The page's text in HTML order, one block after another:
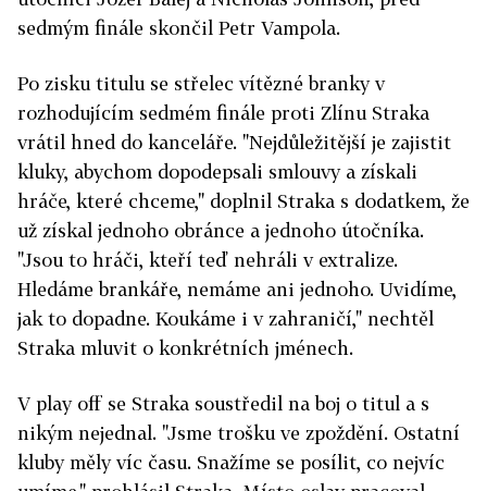
sedmým finále skončil Petr Vampola.
Po zisku titulu se střelec vítězné branky v
rozhodujícím sedmém finále proti Zlínu Straka
vrátil hned do kanceláře. "Nejdůležitější je zajistit
kluky, abychom dopodepsali smlouvy a získali
hráče, které chceme," doplnil Straka s dodatkem, že
už získal jednoho obránce a jednoho útočníka.
"Jsou to hráči, kteří teď nehráli v extralize.
Hledáme brankáře, nemáme ani jednoho. Uvidíme,
jak to dopadne. Koukáme i v zahraničí," nechtěl
Straka mluvit o konkrétních jménech.
V play off se Straka soustředil na boj o titul a s
nikým nejednal. "Jsme trošku ve zpoždění. Ostatní
kluby měly víc času. Snažíme se posílit, co nejvíc